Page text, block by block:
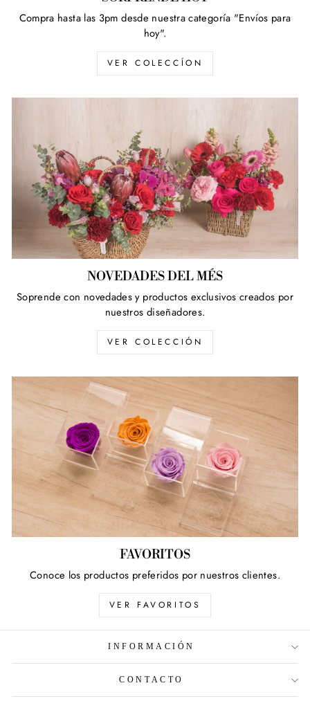
Compra hasta las 3pm desde nuestra categoría "Envíos para
hoy".
VER COLECCÍON
NOVEDADES DEL MÉS
Soprende con novedades y productos exclusivos creados por
nuestros diseñadores.
VER COLECCIÓN
FAVORITOS
Conoce los productos preferidos por nuestros clientes.
VER FAVORITOS
INFORMACIÓN
CONTACTO